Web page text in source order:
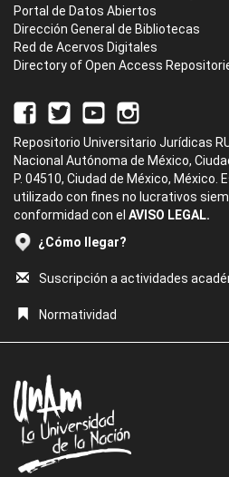
Portal de Datos Abiertos
Dirección General de Bibliotecas
Red de Acervos Digitales
Directory of Open Access
Repositorio Universitario Jurídicas
Nacional Autónoma de México,
P. 04510, Ciudad de México, México.
utilizado con fines no lucrativos
conformidad con el AVISO LEGAL.
¿Cómo llegar?
Suscripción a actividades
Normatividad